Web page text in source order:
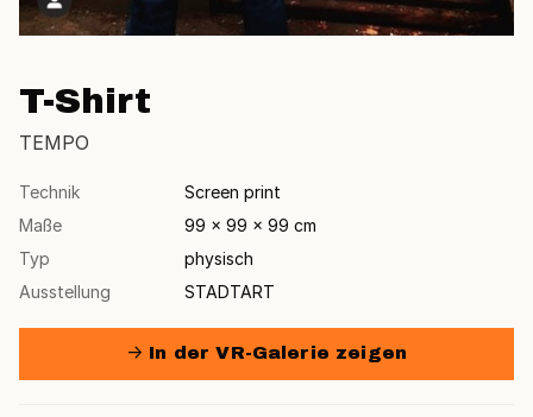
T-Shirt
TEMPO
Technik
Screen print
Maße
99 × 99 × 99 cm
Typ
physisch
Ausstellung
STADTART
→ In der VR-Galerie zeigen